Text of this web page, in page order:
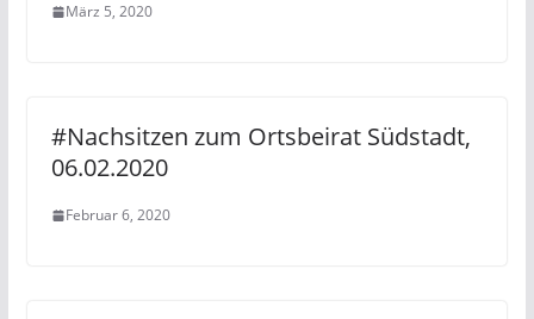
März 5, 2020
#Nachsitzen zum Ortsbeirat Südstadt,
06.02.2020
Februar 6, 2020